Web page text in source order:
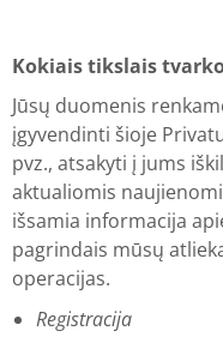
Kokiais tikslais
Jūsų duomenis
įgyvendinti šioje
pvz., atsakyti į jums
aktualiomis
išsamia informacija
pagrindais mūsų
operacijas.
Registracija